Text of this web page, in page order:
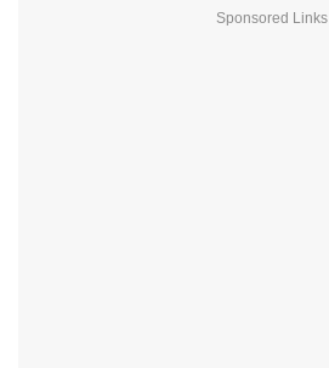
Sponsored Links